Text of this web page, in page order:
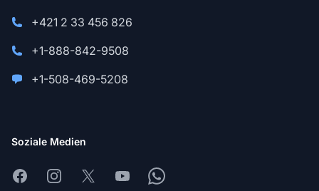
+421 2 33 456 826
+1-888-842-9508
+1-508-469-5208
Soziale Medien
FacebookInstagram
X YoutubeWhatsapp